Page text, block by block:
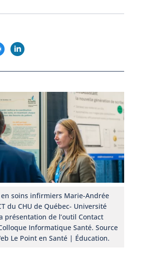
en soins infirmiers Marie-Andrée
du CHU de Québec- Université
présentation de l’outil Contact
Informatique Santé. Source
Le Point en Santé | Éducation.